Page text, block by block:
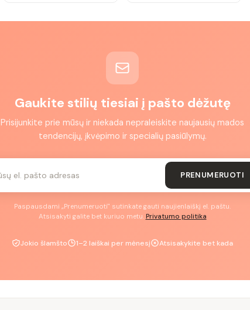
Gaukite stilių tiesiai į pašto dėžutę
Prisijunkite prie mūsų ir niekada nepraleiskite naujausių mados
tendencijų, įkvėpimo ir specialių pasiūlymų.
PRENUMERUOTI
Paspausdami „Prenumeruoti" sutinkate gauti naujienlaiškį el. paštu.
Atsisakyti galite bet kuriuo metu. Privatumo politika
Jokio šlamšto 1–2 laiškai per mėnesį Atsisakykite bet kada